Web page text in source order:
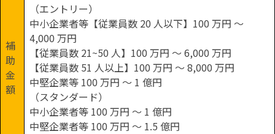
補
助
金
額
（エントリー）
中小企業者等【従業員数 20 人以下】100 万円 ～
4,000 万円
【従業員数 21~50 人】100 万円 ～ 6,000 万円
【従業員数 51 人以上】100 万円 ～ 8,000 万円
中堅企業等 100 万円 ～ 1 億円
（スタンダード）
中小企業者等 100 万円 ～ 1 億円
中堅企業者等 100 万円 ～ 1.5 億円